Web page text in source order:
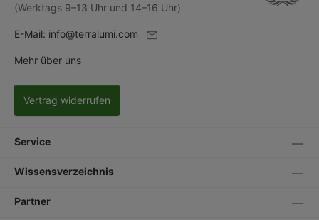
(Werktags 9–13 Uhr und 14–16 Uhr)
E-Mail: info@terralumi.com
Mehr über uns
Vertrag widerrufen
Service
Wissensverzeichnis
Partner